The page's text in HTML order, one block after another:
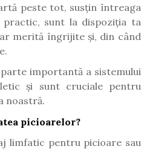
peste tot, susțin întreaga
practic, sunt la dispoziția ta
merită îngrijite și, din când
importantă a sistemului
și sunt cruciale pentru
noastră.
picioarelor?
limfatic pentru picioare sau